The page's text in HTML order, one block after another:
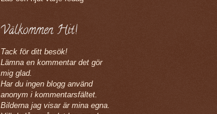
Välkommen Hit!
Tack för ditt besök!
Lämna en kommentar det gör
mig glad.
Har du ingen blogg använd
anonym i kommentarsfältet.
Bilderna jag visar är mina egna.